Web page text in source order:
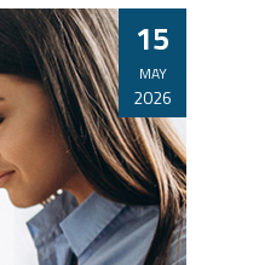
MAY
15
2026